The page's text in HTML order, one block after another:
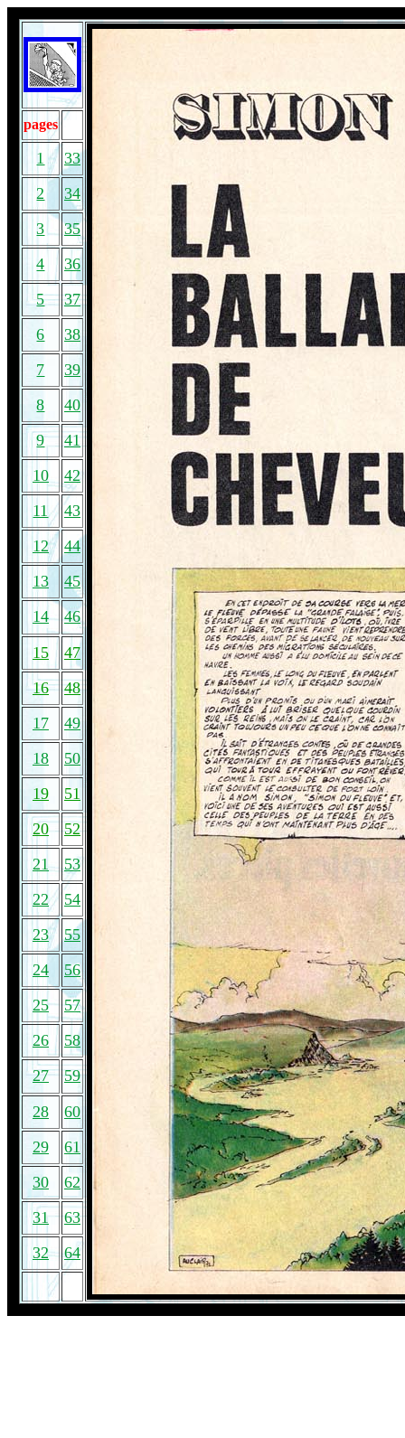
pages
1
33
2
34
3
35
4
36
5
37
6
38
7
39
8
40
9
41
10
42
11
43
12
44
13
45
14
46
15
47
16
48
17
49
18
50
19
51
20
52
21
53
22
54
23
55
24
56
25
57
26
58
27
59
28
60
29
61
30
62
31
63
32
64